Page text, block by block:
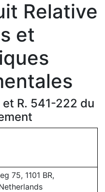
Relative
et
R. 541-222 du
75, 1101 BR,